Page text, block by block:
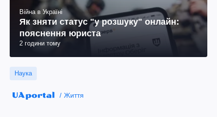
Війна в Україні
Як зняти статус "у розшуку" онлайн:
пояснення юриста
2 години тому
Наука
Життя